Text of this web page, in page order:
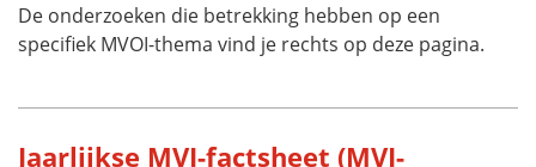
De onderzoeken die betrekking hebben op een
specifiek MVOI-thema vind je rechts op deze pagina.
Jaarlijkse MVI-factsheet (MVI-